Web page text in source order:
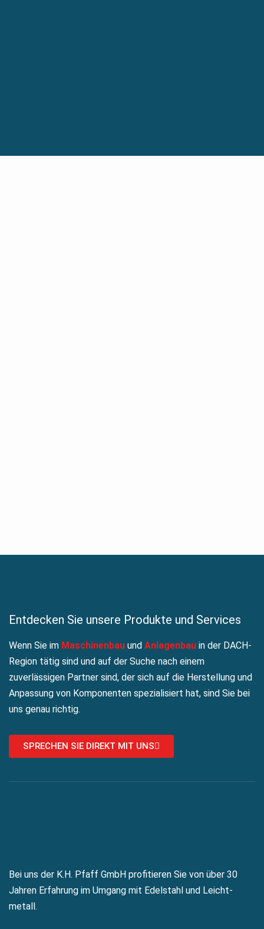
Entdecken Sie unsere Produkte und Services
Wenn Sie im Maschinenbau und Anlagenbau in der DACH-
Region tätig sind und auf der Suche nach einem
zuverlässigen Partner sind, der sich auf die Herstellung und
Anpassung von Komponenten spezialisiert hat, sind Sie bei
uns genau richtig.
SPRECHEN SIE DIREKT MIT UNS
Bei uns der K.H. Pfaff GmbH profi­tieren Sie von über 30
Jahren Erfah­rung im Um­gang mit Edel­stahl und Leicht­
metall.